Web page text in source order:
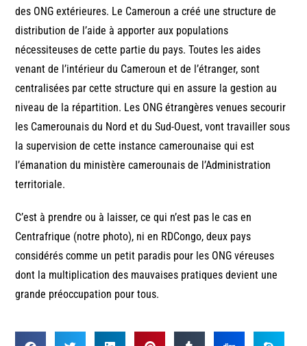
des ONG extérieures. Le Cameroun a créé une structure de
distribution de l’aide à apporter aux populations
nécessiteuses de cette partie du pays. Toutes les aides
venant de l’intérieur du Cameroun et de l’étranger, sont
centralisées par cette structure qui en assure la gestion au
niveau de la répartition. Les ONG étrangères venues secourir
les Camerounais du Nord et du Sud-Ouest, vont travailler sous
la supervision de cette instance camerounaise qui est
l’émanation du ministère camerounais de l’Administration
territoriale.
C’est à prendre ou à laisser, ce qui n’est pas le cas en
Centrafrique (notre photo), ni en RDCongo, deux pays
considérés comme un petit paradis pour les ONG véreuses
dont la multiplication des mauvaises pratiques devient une
grande préoccupation pour tous.